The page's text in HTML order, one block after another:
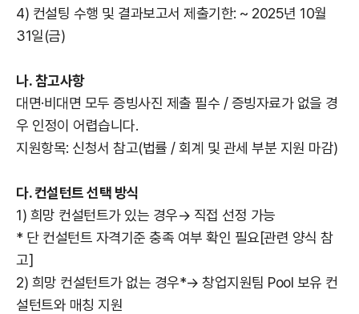
4) 컨설팅 수행 및 결과보고서 제출기한: ~ 2025년 10월
31일(금)
나. 참고사항
대면·비대면 모두 증빙사진 제출 필수 / 증빙자료가 없을 경
우 인정이 어렵습니다.
지원항목: 신청서 참고(법률 / 회계 및 관세 부분 지원 마감)
다. 컨설턴트 선택 방식
1) 희망 컨설턴트가 있는 경우→ 직접 선정 가능
* 단 컨설턴트 자격기준 충족 여부 확인 필요[관련 양식 참
고]
2) 희망 컨설턴트가 없는 경우*→ 창업지원팀 Pool 보유 컨
설턴트와 매칭 지원